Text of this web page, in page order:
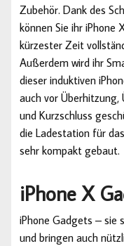
Zubehör. Dank des
können Sie ihr iPhone
kürzester Zeit
Außerdem wird ihr
dieser induktiven
auch vor Überhitzung,
und Kurzschluss
die Ladestation für
sehr kompakt gebaut.
iPhone X
iPhone Gadgets – sie
und bringen auch